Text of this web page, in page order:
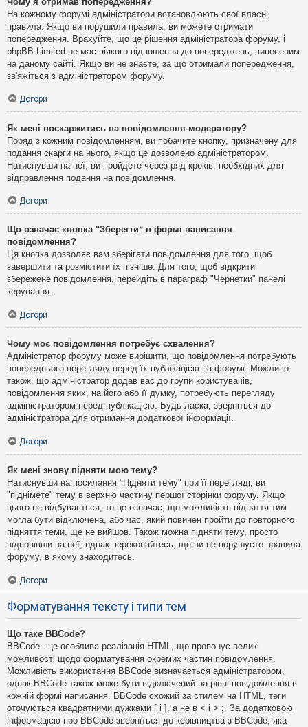
На кожному форумі адміністратори встановлюють свої власні
правила. Якщо ви порушили правила, ви можете отримати
попередження. Врахуйте, що це рішення адміністратора форуму, і
phpBB Limited не має ніякого відношення до попереджень, винесеним
на даному сайті. Якщо ви не знаєте, за що отримали попередження,
зв'яжіться з адміністратором форуму.
Догори
Як мені поскаржитись на повідомлення модератору?
Поряд з кожним повідомленням, ви побачите кнопку, призначену для
подання скарги на нього, якщо це дозволено адміністратором.
Натиснувши на неї, ви пройдете через ряд кроків, необхідних для
відправлення подання на повідомлення.
Догори
Що означає кнопка "Зберегти" в формі написання
повідомлення?
Ця кнопка дозволяє вам зберігати повідомлення для того, щоб
завершити та розмістити їх пізніше. Для того, щоб відкрити
збережене повідомлення, перейдіть в параграф "Чернетки" панелі
керування.
Догори
Чому моє повідомлення потребує схвалення?
Адміністратор форуму може вирішити, що повідомлення потребують
попереднього перегляду перед їх публікацією на форумі. Можливо
також, що адміністратор додав вас до групи користувачів,
повідомлення яких, на його або її думку, потребують перегляду
адміністратором перед публікацією. Будь ласка, зверніться до
адміністратора для отримання додаткової інформації.
Догори
Як мені знову підняти мою тему?
Натиснувши на посилання "Підняти тему" при її перегляді, ви
"піднімете" тему в верхню частину першої сторінки форуму. Якщо
цього не відбувається, то це означає, що можливість підняття тим
могла бути відключена, або час, який повинен пройти до повторного
підняття теми, ще не вийшов. Також можна підняти тему, просто
відповівши на неї, однак переконайтесь, що ви не порушуєте правила
форуму, в якому знаходитесь.
Догори
Форматування тексту і типи тем
Що таке BBCode?
BBCode - це особлива реалізація HTML, що пропонує великі
можливості щодо форматування окремих частин повідомлення.
Можливість використання BBCode визначається адміністратором,
однак BBCode також може бути відключений на рівні повідомлення в
кожній формі написання. BBCode схожий за стилем на HTML, теги
оточуються квадратними дужками [ і ], а не в < і > ;. За додатковою
інформацією про BBCode зверніться до керівництва з BBCode, яка